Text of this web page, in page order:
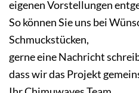
eigenen Vorstellungen
So können Sie uns bei
Schmuckstücken,
gerne eine Nachricht
dass wir das Projekt